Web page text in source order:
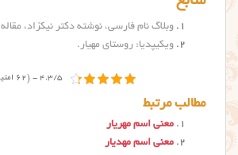
وبلاگ نام فارسی، نوشته دکتر نیکزاد، مقاله ۱۰۳
ویکیپدیا: روستای مهیار .
4.3/5 - (62 امتیاز)
مطالب مرتبط
معنی اسم مهریار
معنی اسم مهدیار